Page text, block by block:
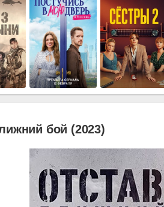
бой (2023)